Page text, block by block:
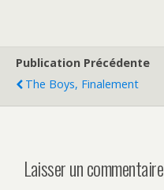
Publication Précédente
The Boys, Finalement
Laisser un commentaire